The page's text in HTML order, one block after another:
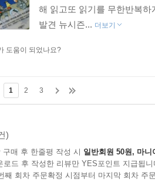
해 읽고또 읽기를 무한반복
발견 뉴시즌... 더보기
도움이 되었나요?
1 2 3
)
구매 후 한줄평 작성 시 일반회원 50원, 마니
로드 후 작성한 리뷰만 YES포인트 지급됩니
째 회차 주문확정 시점부터 마지막 회차 주